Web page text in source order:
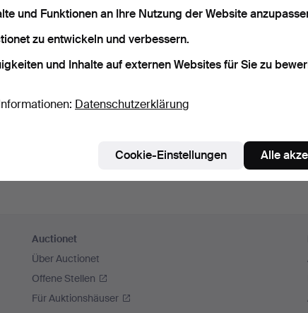
speichern
Auctionet
Über Auctionet
Offene Stellen
Für Auktionshäuser
und Funktionen an Ihre Nutzung der Website
zu entwickeln und verbessern.
und Inhalte auf externen Websites für Sie zu
Datenschutzerklärung
Cookie-Einstellungen Alle